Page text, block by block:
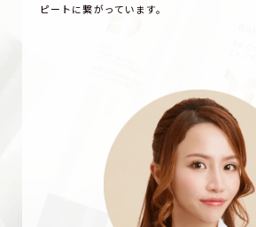
ピートに繋がっています。